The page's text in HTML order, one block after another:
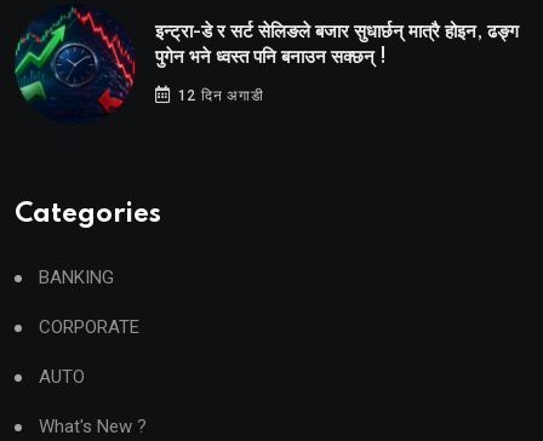
इन्ट्रा-डे र सर्ट सेलिङले बजार सुधार्छन् मात्रै होइन, ढङ्ग
पुगेन भने ध्वस्त पनि बनाउन सक्छन् !
12 दिन अगाडी
Categories
BANKING
CORPORATE
AUTO
What's New ?